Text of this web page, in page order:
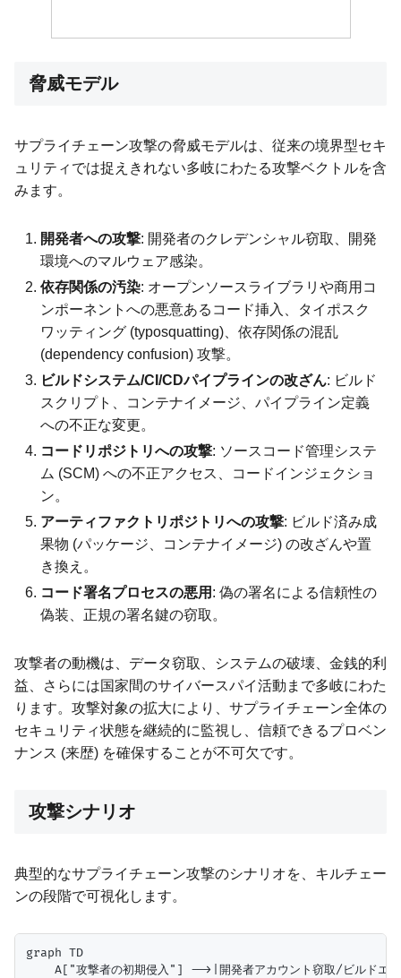
脅威モデル
サプライチェーン攻撃の脅威モデルは、従来の境界型セキ
ュリティでは捉えきれない多岐にわたる攻撃ベクトルを含
みます。
開発者への攻撃: 開発者のクレデンシャル窃取、開発
環境へのマルウェア感染。
依存関係の汚染: オープンソースライブラリや商用コ
ンポーネントへの悪意あるコード挿入、タイポスク
ワッティング (typosquatting)、依存関係の混乱
(dependency confusion) 攻撃。
ビルドシステム/CI/CDパイプラインの改ざん: ビルド
スクリプト、コンテナイメージ、パイプライン定義
への不正な変更。
コードリポジトリへの攻撃: ソースコード管理システ
ム (SCM) への不正アクセス、コードインジェクショ
ン。
アーティファクトリポジトリへの攻撃: ビルド済み成
果物 (パッケージ、コンテナイメージ) の改ざんや置
き換え。
コード署名プロセスの悪用 : 偽の署名による信頼性の
偽装、正規の署名鍵の窃取。
攻撃者の動機は、データ窃取、システムの破壊、金銭的利
益、さらには国家間のサイバースパイ活動まで多岐にわた
ります。攻撃対象の拡大により、サプライチェーン全体の
セキュリティ状態を継続的に監視し、信頼できるプロベン
ナンス (来歴) を確保することが不可欠です。
攻撃シナリオ
典型的なサプライチェーン攻撃のシナリオを、キルチェー
ンの段階で可視化します。
graph TD
A["攻撃者の初期侵入"] -->|開発者アカウント窃取/ビルドエ